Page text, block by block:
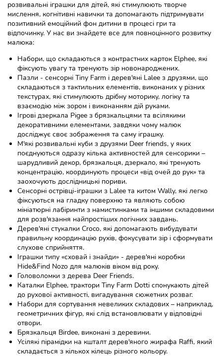
розвивальні іграшки для дітей, які стимулюють творче
мислення, когнітивні навички та допомагають підтримувати
позитивний емоційний фон дитини в процесі гри та
відпочинку. У нас ви знайдете все для повноцінного розвитку
малюка:
Набори, що складаються з контрастних карток Elphee, які
фіксують увагу та тренують зір новонароджених.
Пазли - сенсорні Tiny Farm і дерев'яні Lalee з друзями, що
складаються з тактильних елементів, виконаних у різних
текстурах, які стимулюють дрібну моторику, логіку та
взаємодію між зором і виконанням дій руками.
Ігрові дзеркала Pigee з брязкальцями та всілякими
декоративними елементами, завдяки чому малюк
досліджує своє зображення та саму іграшку.
М'які розвивальні куби з друзями Deer friends, у яких
поєднуються одразу кілька активностей для сенсорики –
шарудливий декор, брязкальця, дзеркало, які тренують
концентрацію, координують процеси «від очей до рук» та
заохочують дослідницькі пориви.
Сенсорні острівці-іграшки з Lalee та китом Wally, які легко
фіксуються на гладку поверхню та являють собою
мініатюрні лабіринти з намистинками та іншими складовими
для розв'язання найпростіших логічних завдань.
Дерев'яні стукалки Croco, які допомагають вибудувати
правильну координацію рухів, фокусувати зір і сформувати
слухове сприйняття.
Іграшки типу «сховай і знайди» - дерев'яні коробки
Hide&Find Nozo для малюків віком від року.
Головоломки з дерева Deer Friends.
Каталки Elphee, трактори Tiny Farm Dotti спонукають дітей
до рухової активності, вигадування сюжетних розваг.
Набори для сортування невеликих складових – наприклад,
геометричних фігур, які слід встановлювати у відповідні
отвори.
Брязкальця Birdee, виконані з деревини.
Усілякі пірамідки на кшталт дерев'яного жирафа Raffi, який
складається з кількох кілець різного кольору.